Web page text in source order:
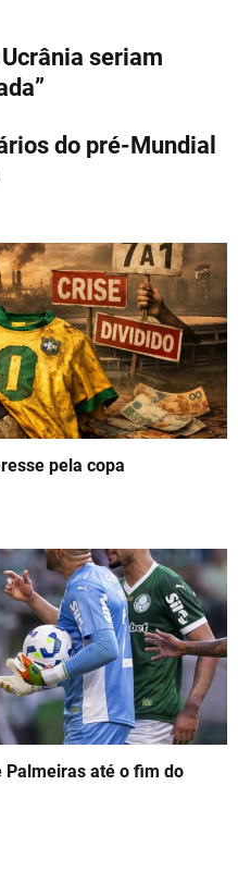
er
e
st
k
e
n
ar
e
seriam
do pré-Mundial
pela copa
Palmeiras até o fim do